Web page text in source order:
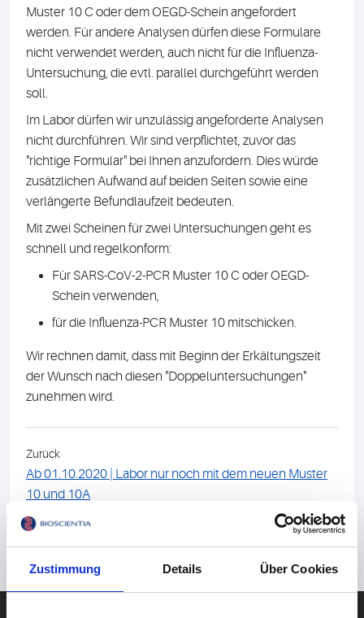
Zustimmung Details Über Cookies
Muster 10 C oder dem OEGD-Schein angefordert
werden. Für andere Analysen dürfen diese Formulare
nicht verwendet werden, auch nicht für die Influenza-
Untersuchung, die evtl. parallel durchgeführt werden
soll.
Im Labor dürfen wir unzulässig angeforderte Analysen
nicht durchführen. Wir sind verpflichtet, zuvor das
"richtige Formular" bei Ihnen anzufordern. Dies würde
zusätzlichen Aufwand auf beiden Seiten sowie eine
verlängerte Befundlaufzeit bedeuten.
Mit zwei Scheinen für zwei Untersuchungen geht es
schnell und regelkonform:
Für SARS-CoV-2-PCR Muster 10 C oder OEGD-
Schein verwenden,
für die Influenza-PCR Muster 10 mitschicken.
Wir rechnen damit, dass mit Beginn der Erkältungszeit
der Wunsch nach diesen "Doppeluntersuchungen"
zunehmen wird.
Zurück
Ab 01.10.2020 | Labor nur noch mit dem neuen Muster
10 und 10A
Weiter
Wie zuverlässig ist der PCR-Nachweis?